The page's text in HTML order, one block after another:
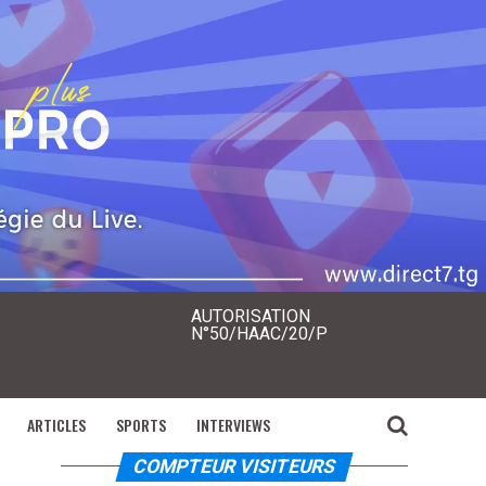
AUTORISATION
N°50/HAAC/20/P
ARTICLES SPORTS INTERVIEWS
COMPTEUR VISITEURS